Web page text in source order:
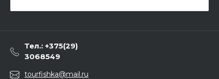
Тел.: +375(29)
3068549
tourfishka@mail.ru